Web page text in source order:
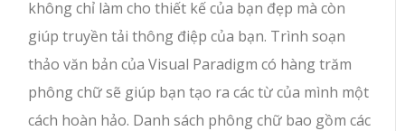
không chỉ làm cho thiết kế của bạn đẹp mà còn
giúp truyền tải thông điệp của bạn. Trình soạn
thảo văn bản của Visual Paradigm có hàng trăm
phông chữ sẽ giúp bạn tạo ra các từ của mình một
cách hoàn hảo. Danh sách phông chữ bao gồm các